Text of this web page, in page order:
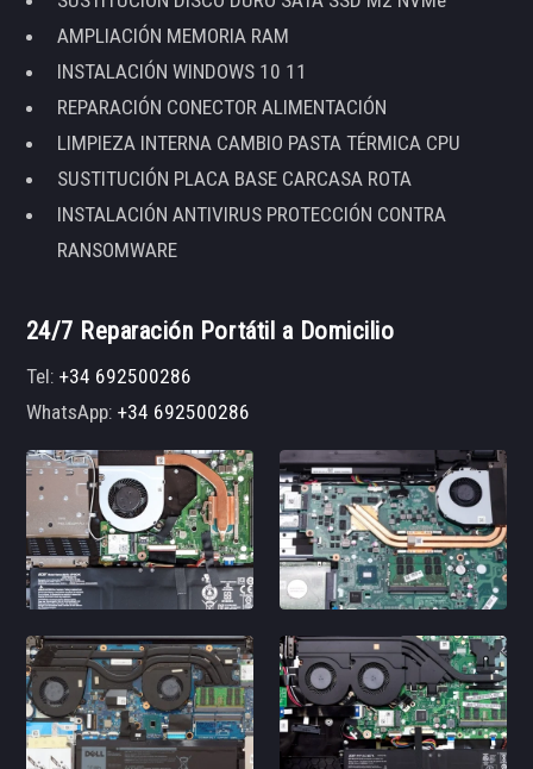
AMPLIACIÓN MEMORIA RAM
INSTALACIÓN WINDOWS 10 11
REPARACIÓN CONECTOR ALIMENTACIÓN
LIMPIEZA INTERNA CAMBIO PASTA TÉRMICA CPU
SUSTITUCIÓN PLACA BASE CARCASA ROTA
INSTALACIÓN ANTIVIRUS PROTECCIÓN CONTRA
RANSOMWARE
24/7 Reparación Portátil a Domicilio
Tel:+34 692500286
WhatsApp:+34 692500286